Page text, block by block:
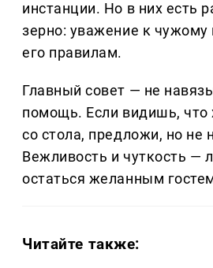
инстанции. Но в них есть
зерно: уважение к чужому
его правилам.
Главный совет — не
помощь. Если видишь, что
со стола, предложи, но не
Вежливость и чуткость —
остаться желанным
Читайте также: